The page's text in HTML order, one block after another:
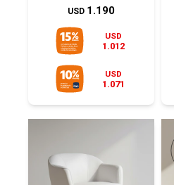
USD 1.190
USD
1.012
USD
1.071